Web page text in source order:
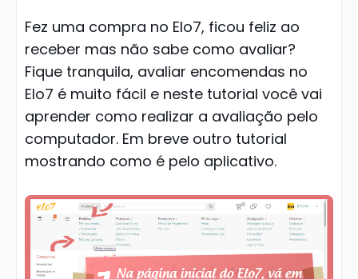
Fez uma compra no Elo7, ficou feliz ao
receber mas não sabe como avaliar?
Fique tranquila, avaliar encomendas no
Elo7 é muito fácil e neste tutorial você vai
aprender como realizar a avaliação pelo
computador. Em breve outro tutorial
mostrando como é pelo aplicativo.